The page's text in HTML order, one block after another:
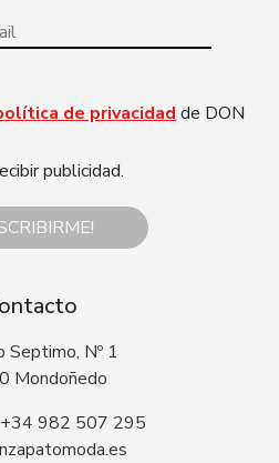
de privacidad de DON
publicidad.
Septimo, Nº 1
Mondoñedo
+34 982 507 295